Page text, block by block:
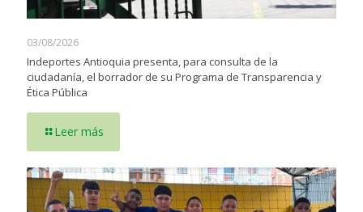
03/08/2026
Indeportes Antioquia presenta, para consulta de la
ciudadanía, el borrador de su Programa de Transparencia y
Ética Pública
Leer más